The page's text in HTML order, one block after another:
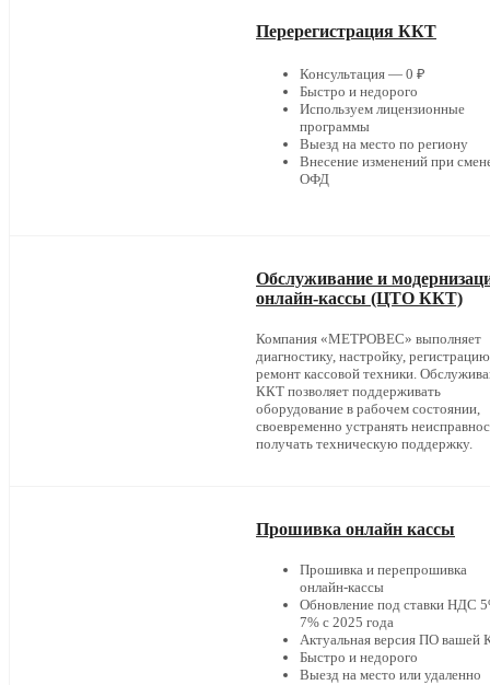
Перерегистрация ККТ
Консультация — 0 ₽
Быстро и недорого
Используем лицензионные
программы
Выезд на место по региону
Внесение изменений при
ОФД
Обслуживание и
онлайн-кассы (ЦТО ККТ)
Компания «МЕТРОВЕС» выполняет
диагностику, настройку,
ремонт кассовой техники.
ККТ позволяет поддерживать
оборудование в рабочем состоянии,
своевременно устранять
получать техническую поддержку.
Прошивка онлайн кассы
Прошивка и перепрошивка
онлайн-кассы
Обновление под ставки НДС
7% с 2025 года
Актуальная версия ПО вашей
Быстро и недорого
Выезд на место или удаленно